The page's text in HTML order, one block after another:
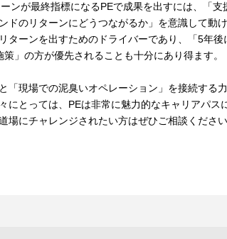
ンが最終指標になるPEで成果を出すには、「
ドのリターンにどうつながるか」を意識して動け
ターンを出すためのドライバーであり、「5年
」の方が優先されることも十分にあり得ます。
「現場での泥臭いオペレーション」を接続する
にとっては、PEは非常に魅力的なキャリアパス
場にチャレンジされたい方はぜひご相談ください